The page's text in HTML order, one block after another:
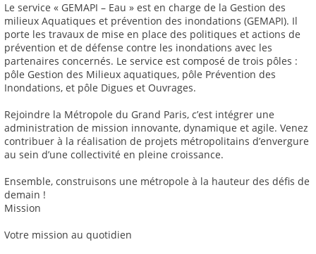
Le service « GEMAPI – Eau » est en charge de la Gestion des
milieux Aquatiques et prévention des inondations (GEMAPI). Il
porte les travaux de mise en place des politiques et actions de
prévention et de défense contre les inondations avec les
partenaires concernés. Le service est composé de trois pôles :
pôle Gestion des Milieux aquatiques, pôle Prévention des
Inondations, et pôle Digues et Ouvrages.
Rejoindre la Métropole du Grand Paris, c’est intégrer une
administration de mission innovante, dynamique et agile. Venez
contribuer à la réalisation de projets métropolitains d’envergure
au sein d’une collectivité en pleine croissance.
Ensemble, construisons une métropole à la hauteur des défis de
demain !
Mission
Votre mission au quotidien